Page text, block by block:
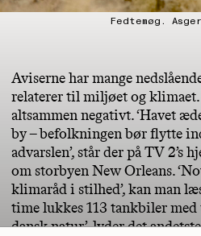
Fedtemøg.
Aviserne har mange
relaterer til miljøet og
altsammen negativt. ‘Havet
by – befolkningen bør flytte
advarslen’, står der på TV 2’s
om storbyen New Orleans.
klimaråd i stilhed’, kan man
time lukkes 113 tankbiler
dansk natur’, lyder det